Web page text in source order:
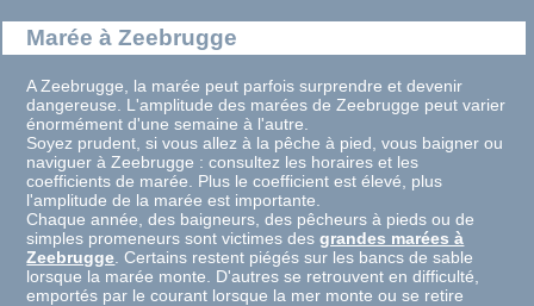
Marée à Zeebrugge
A Zeebrugge, la marée peut parfois surprendre et devenir
dangereuse. L'amplitude des marées de Zeebrugge peut varier
énormément d'une semaine à l'autre.
Soyez prudent, si vous allez à la pêche à pied, vous baigner ou
naviguer à Zeebrugge : consultez les horaires et les
coefficients de marée. Plus le coefficient est élevé, plus
l'amplitude de la marée est importante.
Chaque année, des baigneurs, des pêcheurs à pieds ou de
simples promeneurs sont victimes desgrandes marées à
Zeebrugge. Certains restent piégés sur les bancs de sable
lorsque la marée monte. D'autres se retrouvent en difficulté,
emportés par le courant lorsque la mer monte ou se retire